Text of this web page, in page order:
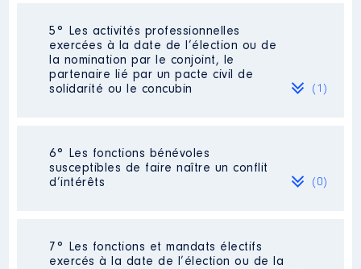
Néant
5° Les activités professionnelles
exercées à la date de l’élection ou de
la nomination par le conjoint, le
partenaire lié par un pacte civil de
solidarité ou le concubin
(1)
Activité professionnelle
non publiées]
Commentaire : à la retraite [Données
non publiées]
6° Les fonctions bénévoles
susceptibles de faire naître un conflit
d’intérêts
(0)
Néant
7° Les fonctions et mandats électifs
exercés à la date de l’élection ou de la